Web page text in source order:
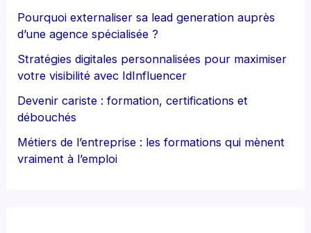
Pourquoi externaliser sa lead generation auprès
d’une agence spécialisée ?
Stratégies digitales personnalisées pour maximiser
votre visibilité avec IdInfluencer
Devenir cariste : formation, certifications et
débouchés
Métiers de l’entreprise : les formations qui mènent
vraiment à l’emploi